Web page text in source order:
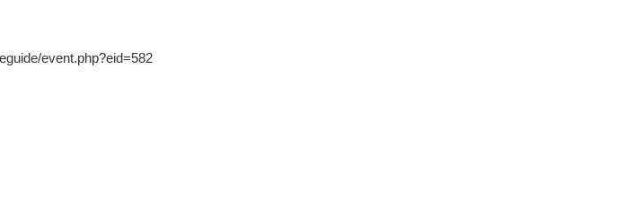
event.php?eid=582